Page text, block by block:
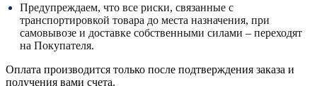
Предупреждаем, что все риски, связанные с
транспортировкой товара до места назначения, при
самовывозе и доставке собственными силами – переходят
на Покупателя.
Оплата производится только после подтверждения заказа и
получения вами счета.